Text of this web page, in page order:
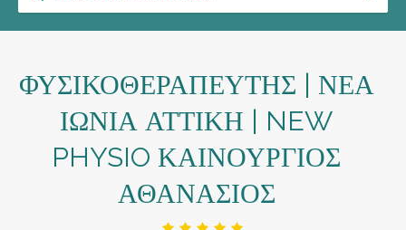
ΦΥΣΙΚΟΘΕΡΑΠΕΥΤΗΣ | ΝΕΑ
ΙΩΝΙΑ ΑΤΤΙΚΗ | NEW
PHYSIO ΚΑΙΝΟΥΡΓΙΟΣ
ΑΘΑΝΑΣΙΟΣ